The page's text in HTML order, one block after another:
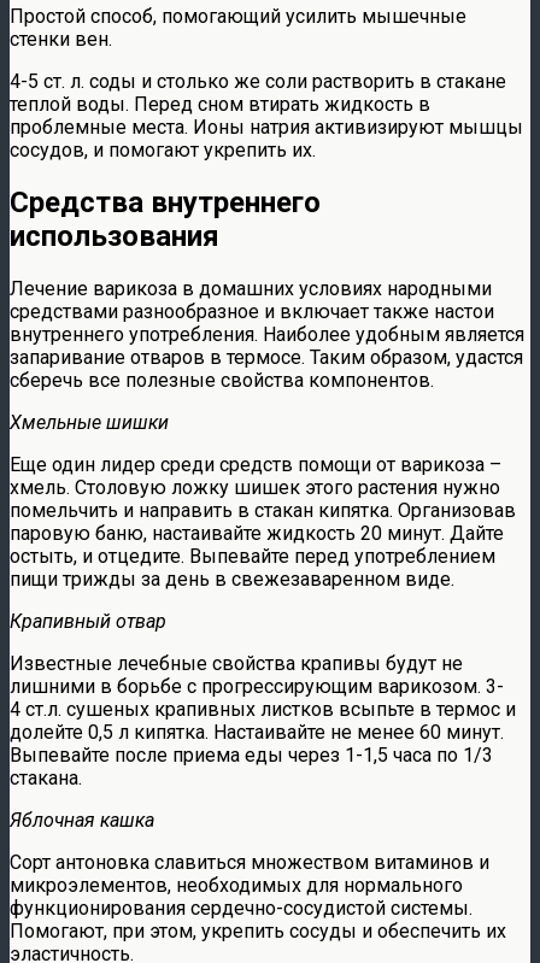
Простой способ, помогающий усилить мышечные
стенки вен.
4-5 ст. л. соды и столько же соли растворить в стакане
теплой воды. Перед сном втирать жидкость в
проблемные места. Ионы натрия активизируют мышцы
сосудов, и помогают укрепить их.
Средства внутреннего
использования
Лечение варикоза в домашних условиях народными
средствами разнообразное и включает также настои
внутреннего употребления. Наиболее удобным является
запаривание отваров в термосе. Таким образом, удастся
сберечь все полезные свойства компонентов.
Хмельные шишки
Еще один лидер среди средств помощи от варикоза –
хмель. Столовую ложку шишек этого растения нужно
помельчить и направить в стакан кипятка. Организовав
паровую баню, настаивайте жидкость 20 минут. Дайте
остыть, и отцедите. Выпевайте перед употреблением
пищи трижды за день в свежезаваренном виде.
Крапивный отвар
Известные лечебные свойства крапивы будут не
лишними в борьбе с прогрессирующим варикозом. 3-
4 ст.л. сушеных крапивных листков всыпьте в термос и
долейте 0,5 л кипятка. Настаивайте не менее 60 минут.
Выпевайте после приема еды через 1-1,5 часа по 1/3
стакана.
Яблочная кашка
Сорт антоновка славиться множеством витаминов и
микроэлементов, необходимых для нормального
функционирования сердечно-сосудистой системы.
Помогают, при этом, укрепить сосуды и обеспечить их
эластичность.